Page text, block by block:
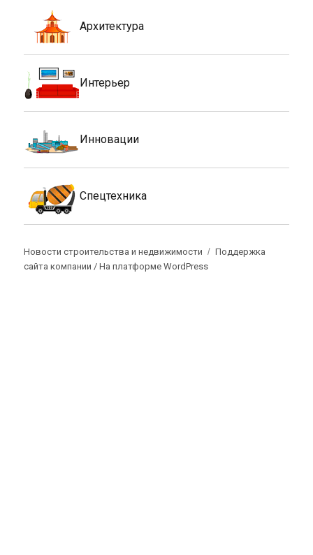
Архитектура
Интерьер
Инновации
Спецтехника
Новости строительства и недвижимости
Поддержка
сайта компании /На платформе WordPress